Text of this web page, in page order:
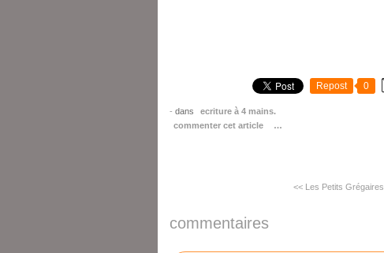
Repost 0
- dans
ecriture à 4 mains.
commenter cet article
…
<< Les Petits Grégaires.
commentaires